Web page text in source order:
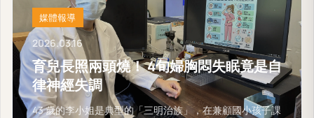
媒體報導
2026.03.16
育兒長照兩頭燒！ 4旬婦胸悶失眠竟是自
律神經失調
43 歲的李小姐是典型的「三明治族」，在兼顧國小孩子課